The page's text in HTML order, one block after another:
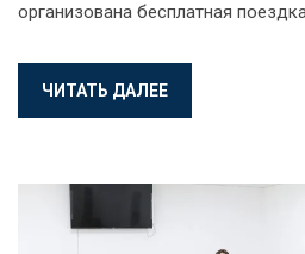
организована бесплатная
ЧИТАТЬ ДАЛЕЕ